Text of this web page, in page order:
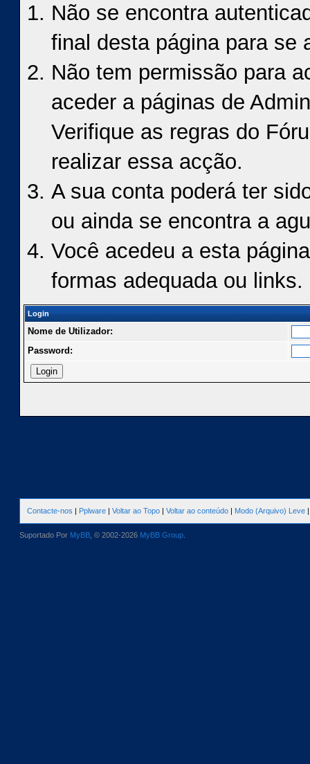
Não se encontra
final desta página para se
Não tem permissão para
aceder a páginas de
Verifique as regras do
realizar essa acção.
A sua conta poderá ter
ou ainda se encontra a
Você acedeu a esta
formas adequada ou links.
Login
Nome de Utilizador:
Password:
Contacte-nos | Pplware | Voltar ao Topo | Voltar ao conteúdo | Modo (Arquivo) Leve
Suportado Por MyBB , © 2002-2026 MyBB Group